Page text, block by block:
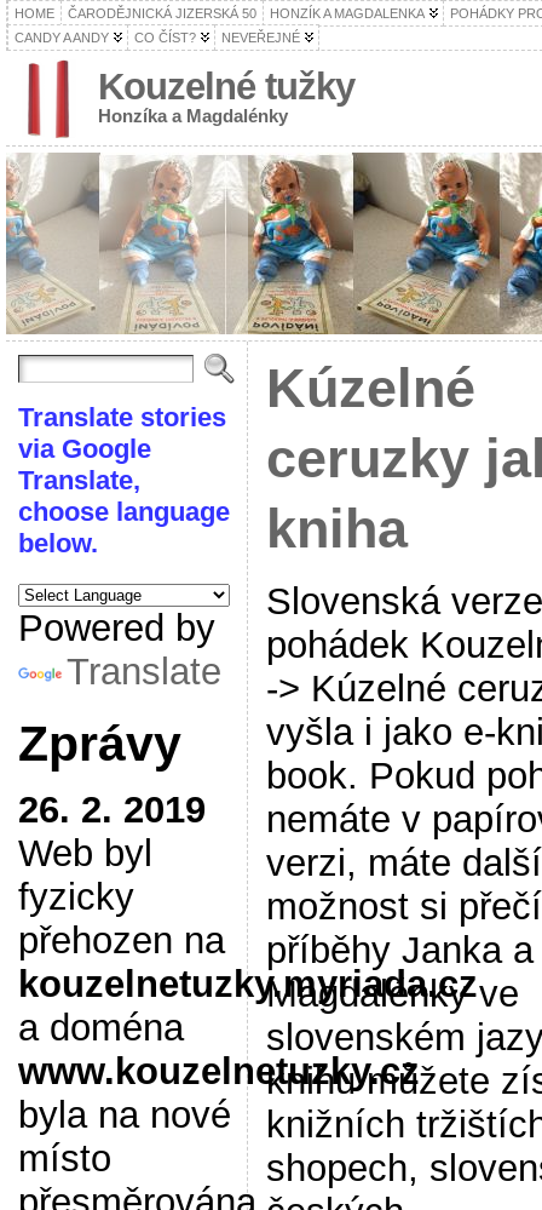
HOME ČARODĚJNICKÁ JIZERSKÁ 50 HONZÍK A MAGDALENKA
POHÁDKY
CANDY A ANDY
CO ČÍST? NEVEŘEJNÉ
Kouzelné tužky
Honzíka a Magdalénky
Translate stories
via Google
Translate,
choose language
below.
Powered by
Translate
Zprávy
26. 2. 2019
Web byl
fyzicky
přehozen na
kouzelnetuzky.myriada.cz
a doména
www.kouzelnetuzky.cz
byla na nové
místo
Kúzelné
ceruzky
kniha
Slovenská
pohádek
-> Kúzelné
vyšla i jako e-
book. Pokud
nemáte v
verzi, máte další
možnost si
příběhy Janka a
Magdalénky ve
slovenském
knihu můžete
knižních
shopech,